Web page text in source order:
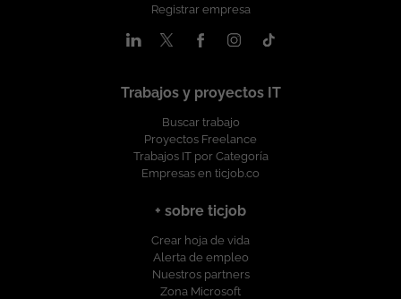
Registrar empresa
Trabajos y proyectos IT
Buscar trabajo
Proyectos Freelance
Trabajos IT por Categoría
Empresas en ticjob.co
+ sobre ticjob
Crear hoja de vida
Alerta de empleo
Nuestros partners
Zona Microsoft